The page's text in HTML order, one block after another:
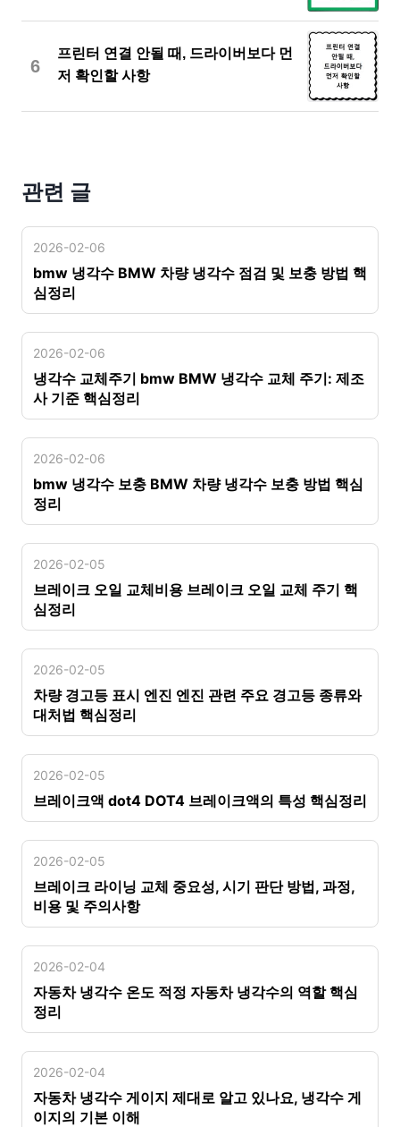
6
프린터 연결 안될 때, 드라이버보다 먼
저 확인할 사항
관련 글
2026-02-06
bmw 냉각수 BMW 차량 냉각수 점검 및 보충 방법 핵
심정리
2026-02-06
냉각수 교체주기 bmw BMW 냉각수 교체 주기: 제조
사 기준 핵심정리
2026-02-06
bmw 냉각수 보충 BMW 차량 냉각수 보충 방법 핵심
정리
2026-02-05
브레이크 오일 교체비용 브레이크 오일 교체 주기 핵
심정리
2026-02-05
차량 경고등 표시 엔진 엔진 관련 주요 경고등 종류와
대처법 핵심정리
2026-02-05
브레이크액 dot4 DOT4 브레이크액의 특성 핵심정리
2026-02-05
브레이크 라이닝 교체 중요성, 시기 판단 방법, 과정,
비용 및 주의사항
2026-02-04
자동차 냉각수 온도 적정 자동차 냉각수의 역할 핵심
정리
2026-02-04
자동차 냉각수 게이지 제대로 알고 있나요, 냉각수 게
이지의 기본 이해